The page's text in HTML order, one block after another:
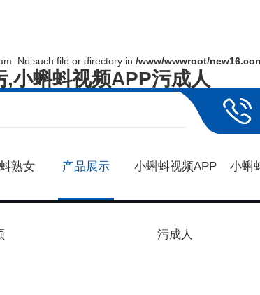
No such file or directory in /www/wwwroot/
小蝌蚪视频APP污成人
熟女 产品展示 小蝌蚪视频APP
污成人
小蝌